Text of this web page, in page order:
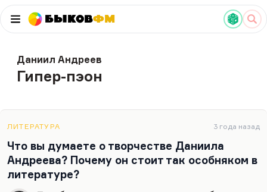
БыковФМ
Даниил Андреев
Гипер-пэон
ЛИТЕРАТУРА 3 года назад
Что вы думаете о творчестве Даниила
Андреева? Почему он стоит так особняком в
литературе?